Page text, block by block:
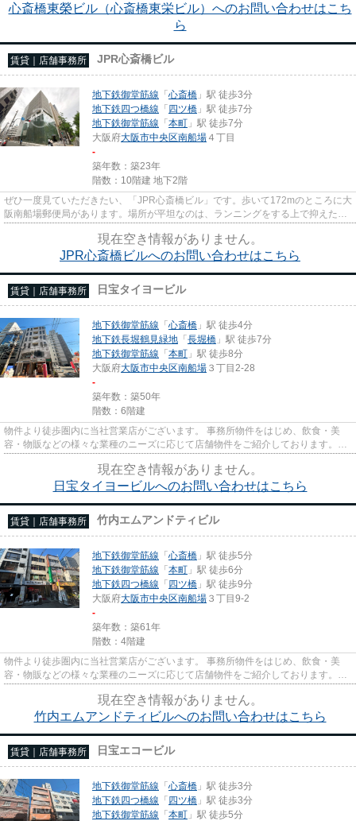
心斎橋東榮ビル（心斎橋東栄ビル）へのお問い合わせはこち
ら
賃貸｜店舗事務所 JPR心斎橋ビル
地下鉄御堂筋線 「心斎橋 」駅 徒歩3分
地下鉄四つ橋線 「四ツ橋 」駅 徒歩7分
地下鉄御堂筋線 「本町 」駅 徒歩7分
大阪府大阪市中央区南船場 ４丁目
-
築年数：築23年
階数：10階建 地下2階
ぜひ一度見ていただきたい、「JPR心斎橋ビル」です。歩いて172mのところに大
阪南船場郵便局があります。場所が平坦なのは、ランニングをする上で抑えたい
ポイントですね。駅が周辺に2...
現在空き情報がありません。
JPR心斎橋ビルへのお問い合わせはこちら
賃貸｜店舗事務所 日宝タイヨービル
地下鉄御堂筋線 「心斎橋 」駅 徒歩4分
地下鉄長堀鶴見緑地 「長堀橋 」駅 徒歩7分
地下鉄御堂筋線 「本町 」駅 徒歩8分
大阪府大阪市中央区南船場 ３丁目2-28
-
築年数：築50年
階数：6階建
物件より徒歩圏内に当社営業店がございます。 事務所物件をはじめ、飲食・美
容・物販などの様々な業種のニーズに応じて店舗物件をご紹介しております。
尚、弊社ではおとり広告は一切...
現在空き情報がありません。
日宝タイヨービルへのお問い合わせはこちら
賃貸｜店舗事務所 竹内エムアンドティビル
地下鉄御堂筋線 「心斎橋 」駅 徒歩5分
地下鉄御堂筋線 「本町 」駅 徒歩6分
地下鉄四つ橋線 「四ツ橋 」駅 徒歩9分
大阪府大阪市中央区南船場 ３丁目9-2
-
築年数：築61年
階数：4階建
物件より徒歩圏内に当社営業店がございます。 事務所物件をはじめ、飲食・美
容・物販などの様々な業種のニーズに応じて店舗物件をご紹介しております。
尚、弊社ではおとり広告は一切...
現在空き情報がありません。
竹内エムアンドティビルへのお問い合わせはこちら
賃貸｜店舗事務所 日宝エコービル
地下鉄御堂筋線 「心斎橋 」駅 徒歩3分
地下鉄四つ橋線 「四ツ橋 」駅 徒歩3分
地下鉄御堂筋線 「本町 」駅 徒歩5分